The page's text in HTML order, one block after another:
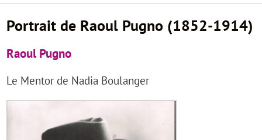
Portrait de Raoul Pugno (1852-1914)
Raoul Pugno
Le Mentor de Nadia Boulanger